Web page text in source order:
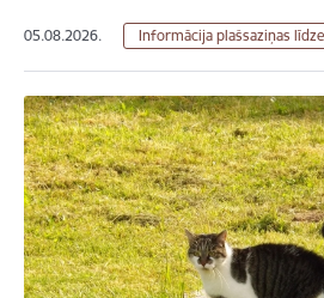
05.08.2026. Informācija plašsaziņas